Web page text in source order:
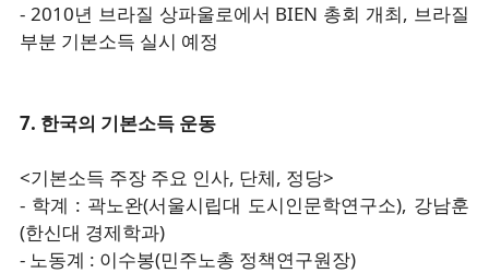
- 2010년 브라질 상파울로에서 BIEN 총회 개최, 브라질
부분 기본소득 실시 예정
7. 한국의 기본소득 운동
<기본소득 주장 주요 인사, 단체, 정당>
- 학계 : 곽노완(서울시립대 도시인문학연구소), 강남훈
(한신대 경제학과)
- 노동계 : 이수봉(민주노총 정책연구원장)